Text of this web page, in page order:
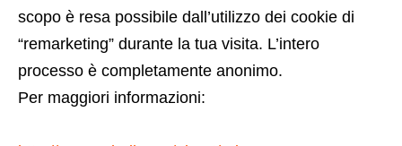
scopo è resa possibile dall’utilizzo dei cookie di
“remarketing” durante la tua visita. L’intero
processo è completamente anonimo.
Per maggiori informazioni: